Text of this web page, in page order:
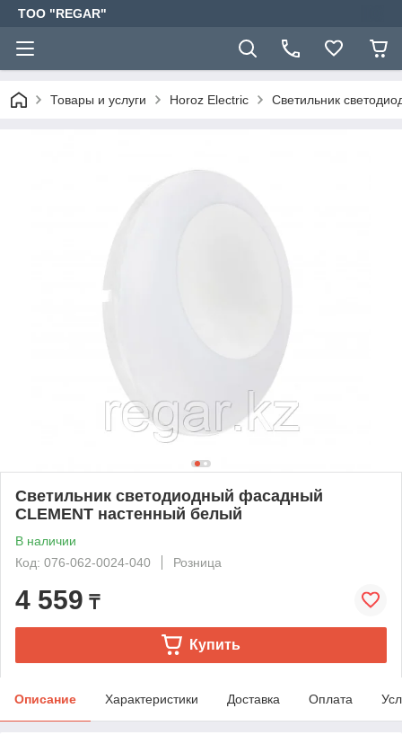
TOO "REGAR"
Товары и услуги Horoz Electric Светильник
Светильник светодиодный фасадный
CLEMENT настенный белый
В наличии
Код: 076-062-0024-040
Розница
4 559 ₸
Купить
Описание Характеристики Доставка Оплата